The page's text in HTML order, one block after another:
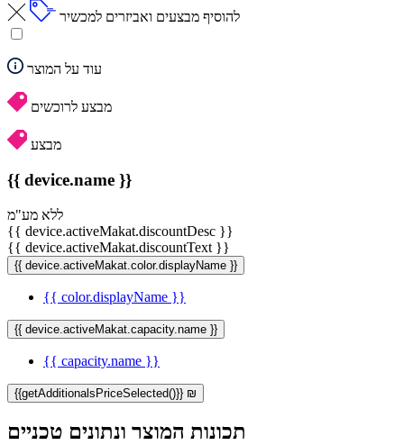
להוסיף מבצעים ואביזרים למכשיר
עוד על המוצר
מבצע לרוכשים
מבצע
{{ device.name }}
ללא מע"מ
{{ device.activeMakat.discountDesc }}
{{ device.activeMakat.discountText }}
{{ device.activeMakat.color.displayName }}
{{ color.displayName }}
{{ device.activeMakat.capacity.name }}
{{ capacity.name }}
{{getAdditionalsPriceSelected()}} ₪
תכונות המוצר ונתונים טכניים